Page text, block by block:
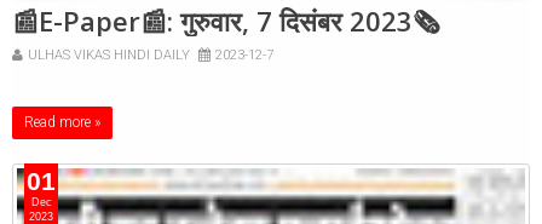
📰E-Paper📰: गुरुवार, 7 दिसंबर 2023🗞
ULHAS VIKAS HINDI DAILY 2023-12-7
Read more »
01
Dec
2023